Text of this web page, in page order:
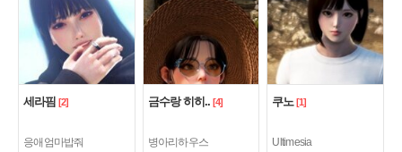
세라핌 [2]
응애엄마밥줘
금수랑 히히.. [4]
병아리하우스
쿠노 [1]
Ultimesia